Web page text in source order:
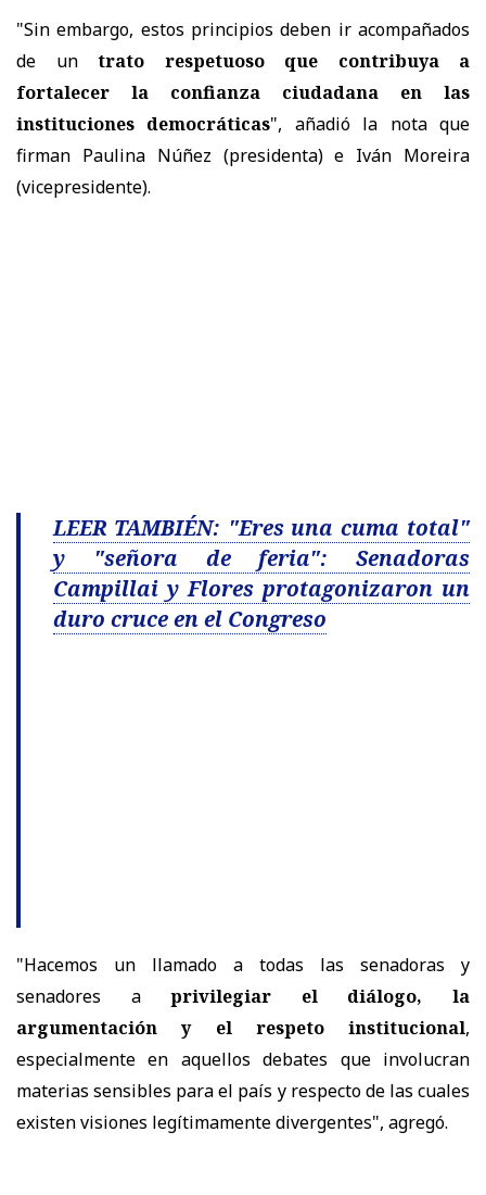
"Sin embargo, estos principios deben ir acompañados
de un trato respetuoso que contribuya a
fortalecer la confianza ciudadana en las
instituciones democráticas", añadió la nota que
firman Paulina Núñez (presidenta) e Iván Moreira
(vicepresidente).
LEER TAMBIÉN: "Eres una cuma total"
y "señora de feria": Senadoras
Campillai y Flores protagonizaron un
duro cruce en el Congreso
"Hacemos un llamado a todas las senadoras y
senadores aprivilegiar el diálogo, la
argumentación y el respeto institucional,
especialmente en aquellos debates que involucran
materias sensibles para el país y respecto de las cuales
existen visiones legítimamente divergentes", agregó.